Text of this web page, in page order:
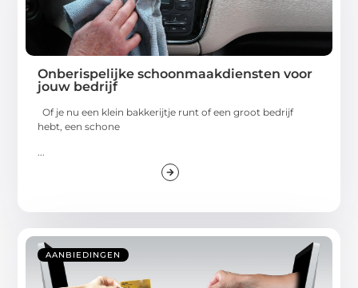
Onberispelijke schoonmaakdiensten voor
jouw bedrijf
Of je nu een klein bakkerijtje runt of een groot bedrijf
hebt, een schone
AANBIEDINGEN